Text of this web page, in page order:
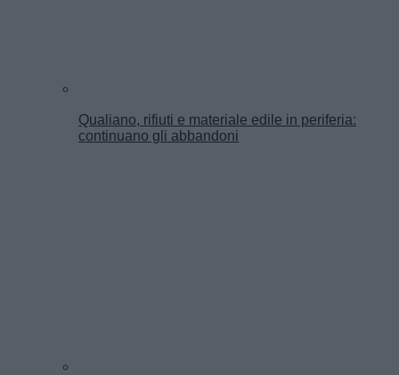
Qualiano, rifiuti e materiale edile in periferia:
continuano gli abbandoni